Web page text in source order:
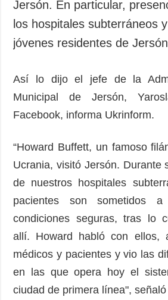
Jersón. En particular,
los hospitales subterráneos
jóvenes residentes de
Así lo dijo el jefe de la
Municipal de Jersón,
Facebook, informa Ukrinform.
“Howard Buffett, un famoso
Ucrania, visitó Jersón. Durante
de nuestros hospitales
pacientes son sometidos a
condiciones seguras, tras lo
allí. Howard habló con ellos,
médicos y pacientes y vio las
en las que opera hoy el
ciudad de primera línea",